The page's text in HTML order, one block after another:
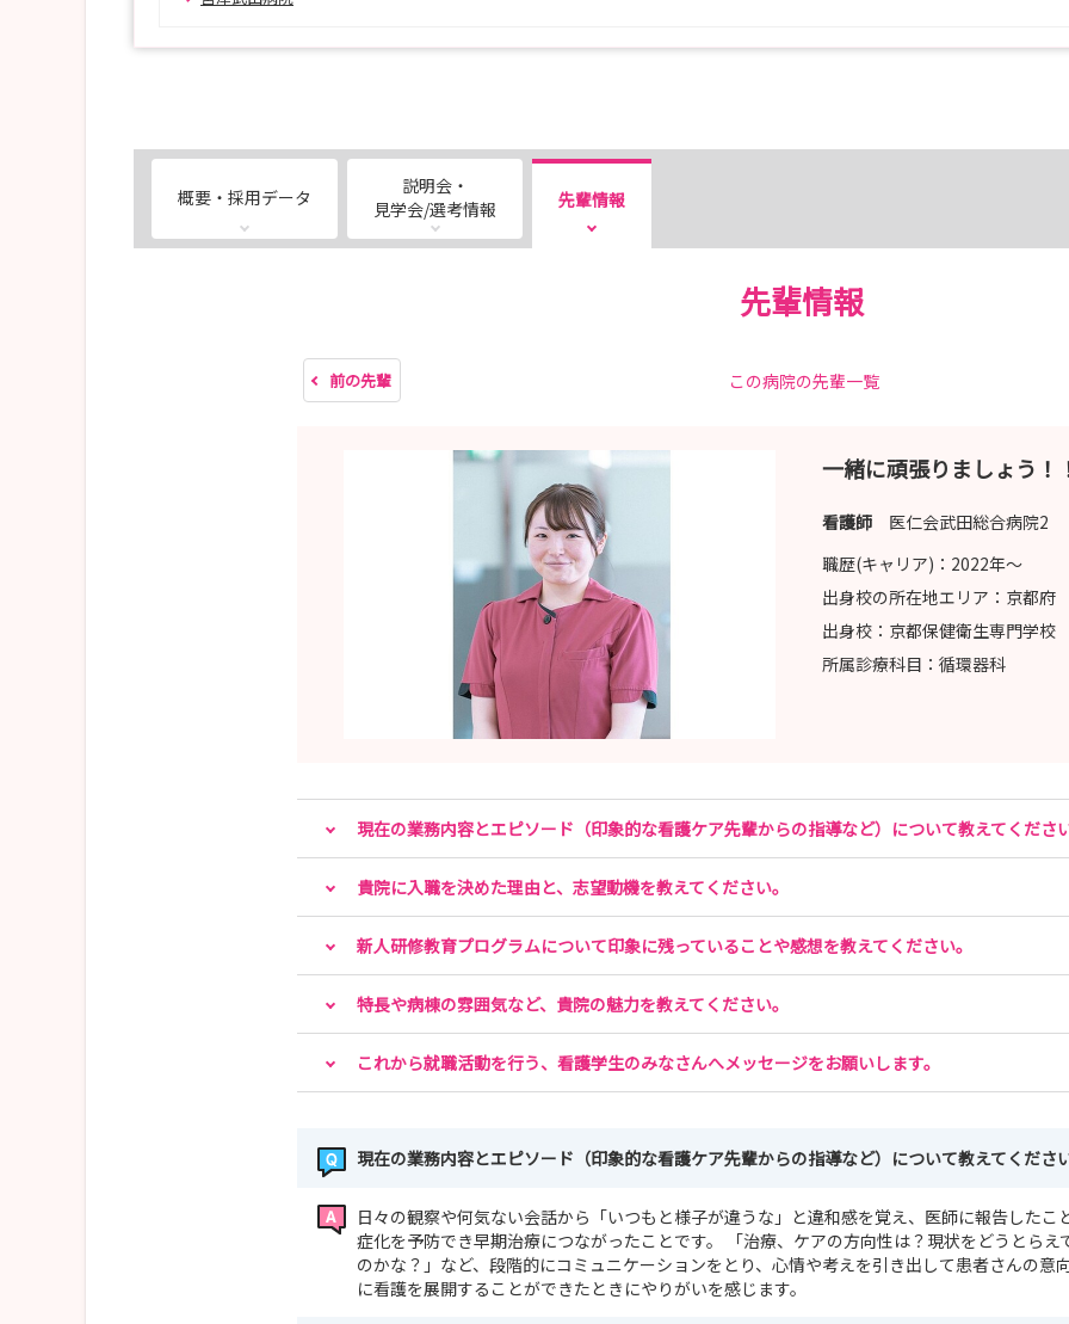
概要・採用データ
説明会・
見学会/選考情報
先輩情報
先輩情報
前の先輩 この病院の先輩一覧
一緒に頑張りましょう！
看護師 医仁会武田総合病院2
職歴(キャリア)： 2022年〜
出身校の所在地エリア： 京都府
出身校： 京都保健衛生専門学校
所属診療科目： 循環器科
現在の業務内容とエピソード（印象的な看護ケア先輩からの指導など）について教えてくださ
貴院に入職を決めた理由と、志望動機を教えてください。
新人研修教育プログラムについて印象に残っていることや感想を教えてください。
特長や病棟の雰囲気など、貴院の魅力を教えてください。
これから就職活動を行う、看護学生のみなさんへメッセージをお願いします。
現在の業務内容とエピソード（印象的な看護ケア先輩からの指導など）について教えてくださ
日々の観察や何気ない会話から「いつもと様子が違うな」と違和感を覚え、医師に報告したこ
症化を予防でき早期治療につながったことです。 「治療、ケアの方向性は？現状をどうとらえ
のかな？」など、段階的にコミュニケーションをとり、心情や考えを引き出して患者さんの意
に看護を展開することができたときにやりがいを感じます。